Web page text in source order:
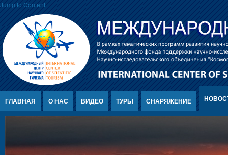
Jump to Content
ГЛАВНАЯ О НАС ВИДЕО ТУРЫ СНАРЯЖЕНИЕ